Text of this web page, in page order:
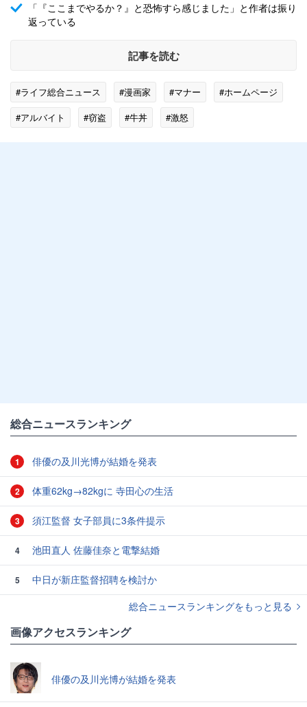
「『ここまでやるか？』と恐怖すら感じました」と作者は振り
返っている
記事を読む
#ライフ総合ニュース #漫画家 #マナー
#ホームページ
#アルバイト
#窃盗 #牛丼 #激怒
総合ニュースランキング
1 俳優の及川光博が結婚を発表
2 体重62kg→82kgに 寺田心の生活
3 須江監督 女子部員に3条件提示
4 池田直人 佐藤佳奈と電撃結婚
5
中日が新庄監督招聘を検討か
総合ニュースランキングをもっと見る
画像アクセスランキング
俳優の及川光博が結婚を発表